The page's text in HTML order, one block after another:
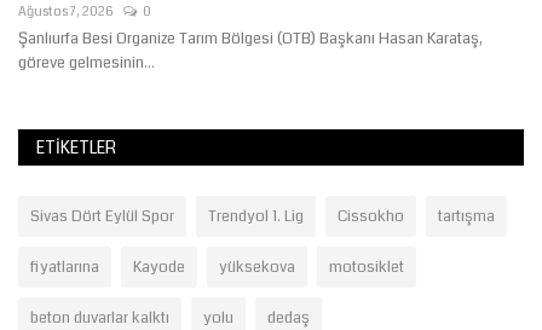
Ağustos 7, 2026 0
Şanlıurfa Besi Organize Tarım Bölgesi (OTB) Başkanı Hasan Karataş,
göreve gelmesinin...
ETIKETLER
Sivas Dört Eylül Spor Trendyol 1. Lig Cissokho tartışma
fiyatlarına Kayode yüksekova motosiklet
beton duvarlar kalktı yolu dedaş